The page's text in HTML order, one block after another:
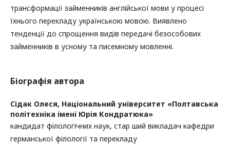
трансформації займенників англійської мови у процесі
їхнього перекладу українською мовою. Виявлено
тенденції до спрощення видів передачі безособових
займенників в усному та писемному мовленні.
Біографія автора
Сідак Олеся, Національний університет «Полтавська
політехніка імені Юрія Кондратюка»
кандидат філологічних наук, стар ший викладач кафедри
германської філології та перекладу